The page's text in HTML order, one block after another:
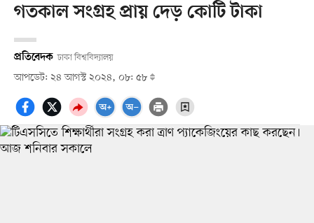
গতকাল সংগ্রহ প্রায় দেড় কোটি টাকা
প্রতিবেদক ঢাকা বিশ্ববিদ্যালয়
আপডেট: ২৪ আগস্ট ২০২৪, ০৮: ৫৮